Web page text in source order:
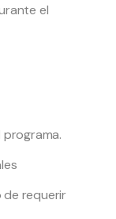
el
de requerir